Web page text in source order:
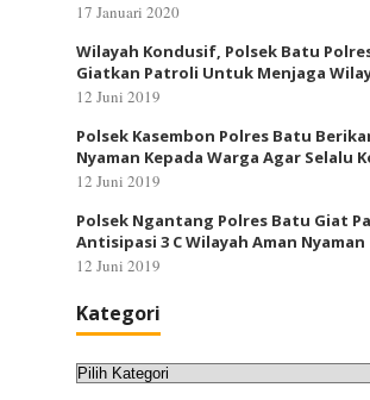
17 Januari 2020
Wilayah Kondusif, Polsek Batu
Giatkan Patroli Untuk Menjaga
12 Juni 2019
Polsek Kasembon Polres Batu
Nyaman Kepada Warga Agar Selalu
12 Juni 2019
Polsek Ngantang Polres Batu Giat
Antisipasi 3 C Wilayah Aman Nyaman
12 Juni 2019
Kategori
Kategori